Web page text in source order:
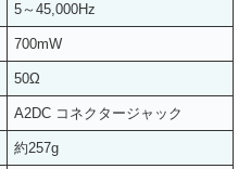
5～45,000Hz
700mW
50Ω
A2DC コネクタージャック
約257g